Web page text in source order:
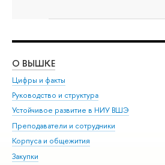
О ВЫШКЕ
Цифры и факты
Руководство и структура
Устойчивое развитие в НИУ ВШЭ
Преподаватели и сотрудники
Корпуса и общежития
Закупки